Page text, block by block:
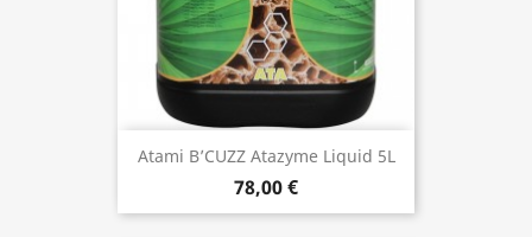
Atami B’CUZZ Atazyme Liquid 5L
78,00 €